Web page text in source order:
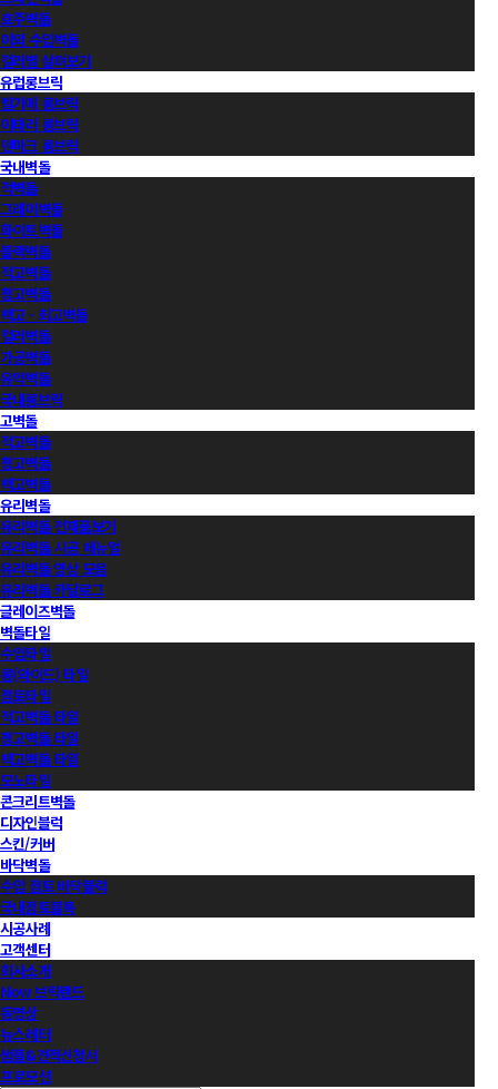
호주벽돌
이외 수입벽돌
컬러별 살펴보기
유럽롱브릭
벨기에 롱브릭
이태리 롱브릭
덴마크 롱브릭
국내벽돌
적벽돌
그레이벽돌
화이트벽돌
블랙벽돌
적고벽돌
청고벽돌
백고ㆍ회고벽돌
컬러벽돌
가공벽돌
유약벽돌
국내롱브릭
고벽돌
적고벽돌
청고벽돌
백고벽돌
유리벽돌
유리벽돌 전제품보기
유리벽돌 시공 매뉴얼
유리벽돌 영상 모음
유리벽돌 카달로그
글레이즈벽돌
벽돌타일
수입타일
롱(와이드) 타일
점토타일
적고벽돌 타일
청고벽돌 타일
백고벽돌 타일
모노타일
콘크리트벽돌
디자인블럭
스킨/커버
바닥벽돌
수입 점토 바닥블럭
국내점토블록
시공사례
고객센터
회사소개
Now 브릭랜드
동영상
뉴스레터
샘플&견적신청서
프로모션